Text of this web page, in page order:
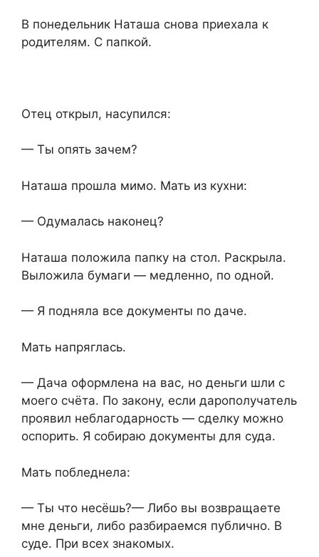
В понедельник Наташа снова приехала к
родителям. С папкой.
Отец открыл, насупился:
— Ты опять зачем?
Наташа прошла мимо. Мать из кухни:
— Одумалась наконец?
Наташа положила папку на стол. Раскрыла.
Выложила бумаги — медленно, по одной.
— Я подняла все документы по даче.
Мать напряглась.
— Дача оформлена на вас, но деньги шли с
моего счёта. По закону, если дарополучатель
проявил неблагодарность — сделку можно
оспорить. Я собираю документы для суда.
Мать побледнела:
— Ты что несёшь?— Либо вы возвращаете
мне деньги, либо разбираемся публично. В
суде. При всех знакомых.